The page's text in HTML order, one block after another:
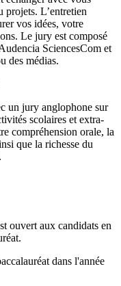
projets. L’entretien
vos idées, votre
Le jury est composé
SciencesCom et
des médias.
un jury anglophone sur
scolaires et extra-
compréhension orale, la
que la richesse du
ouvert aux candidats en
dans l'année